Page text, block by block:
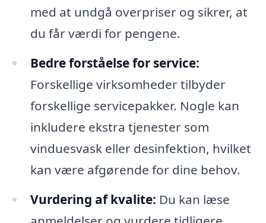
med at undgå overpriser og sikrer, at
du får værdi for pengene.
Bedre forståelse for service:
Forskellige virksomheder tilbyder
forskellige servicepakker. Nogle kan
inkludere ekstra tjenester som
vinduesvask eller desinfektion, hvilket
kan være afgørende for dine behov.
Vurdering af kvalite: Du kan læse